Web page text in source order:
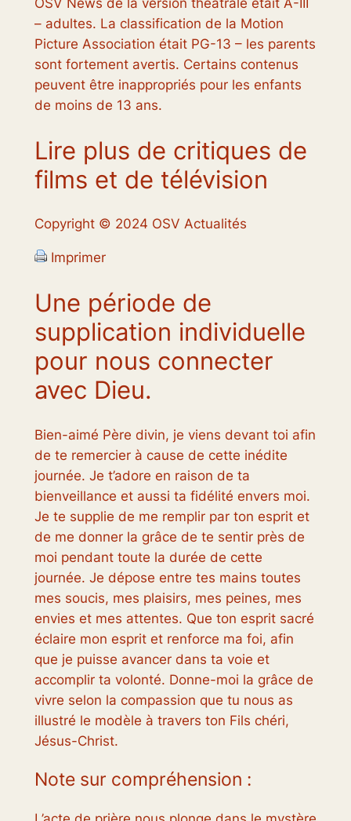
OSV News de la version théâtrale était A-III
– adultes. La classification de la Motion
Picture Association était PG-13 – les parents
sont fortement avertis. Certains contenus
peuvent être inappropriés pour les enfants
de moins de 13 ans.
Lire plus de critiques de
films et de télévision
Copyright © 2024 OSV Actualités
Imprimer
Une période de
supplication individuelle
pour nous connecter
avec Dieu.
Bien-aimé Père divin, je viens devant toi afin
de te remercier à cause de cette inédite
journée. Je t’adore en raison de ta
bienveillance et aussi ta fidélité envers moi.
Je te supplie de me remplir par ton esprit et
de me donner la grâce de te sentir près de
moi pendant toute la durée de cette
journée. Je dépose entre tes mains toutes
mes soucis, mes plaisirs, mes peines, mes
envies et mes attentes. Que ton esprit sacré
éclaire mon esprit et renforce ma foi, afin
que je puisse avancer dans ta voie et
accomplir ta volonté. Donne-moi la grâce de
vivre selon la compassion que tu nous as
illustré le modèle à travers ton Fils chéri,
Jésus-Christ.
Note sur compréhension :